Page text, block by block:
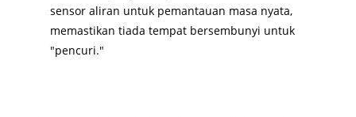
sensor aliran untuk pemantauan masa nyata,
memastikan tiada tempat bersembunyi untuk
"pencuri."